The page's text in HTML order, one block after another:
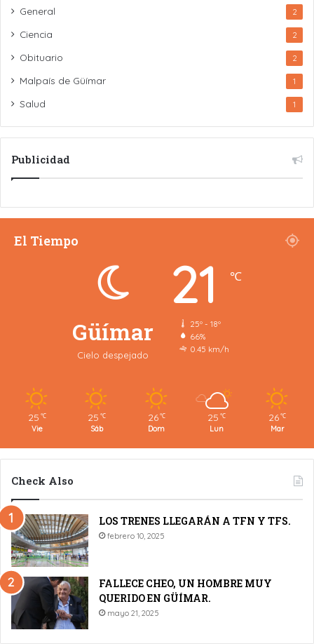
General 2
Ciencia 2
Obituario 2
Malpaís de Güímar 1
Salud 1
Publicidad
El Tiempo
Güímar
Cielo despejado
21 ℃
25º - 18º
66%
0.45 km/h
25 ℃
Vie
25 ℃
Sáb
26 ℃
Dom
25 ℃
Lun
26 ℃
Mar
Check Also
LOS TRENES LLEGARÁN A TFN Y TFS.
febrero 10, 2025
FALLECE CHEO, UN HOMBRE MUY
QUERIDO EN GÜÍMAR.
mayo 21, 2025